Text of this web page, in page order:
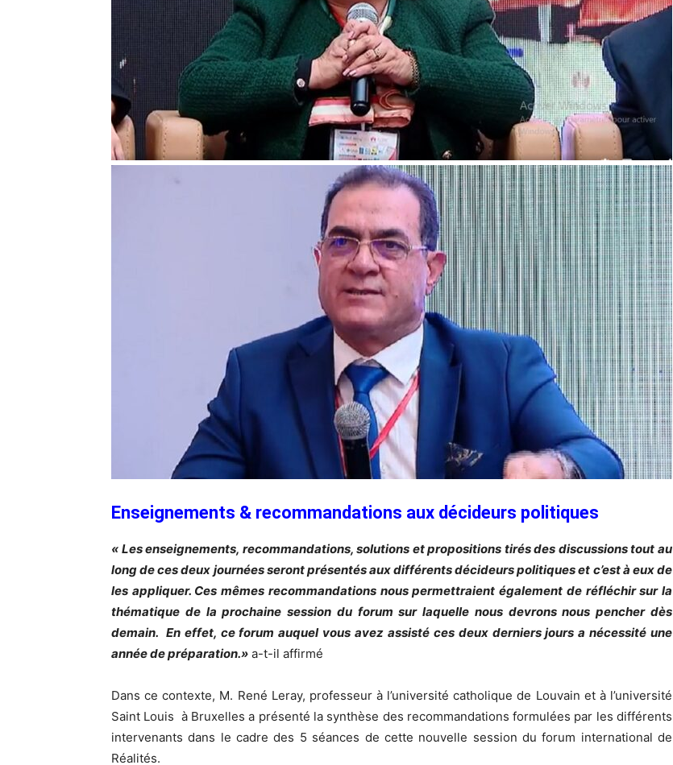
Enseignements & recommandations aux décideurs politiques
« Les enseignements, recommandations, solutions et propositions tirés des discussions tout au
long de ces deux journées seront présentés aux différents décideurs politiques et c’est à eux de
les appliquer. Ces mêmes recommandations nous permettraient également de réfléchir sur la
thématique de la prochaine session du forum sur laquelle nous devrons nous pencher dès
demain. En effet, ce forum auquel vous avez assisté ces deux derniers jours a nécessité une
année de préparation.» a-t-il affirmé
Dans ce contexte, M. René Leray, professeur à l’université catholique de Louvain et à l’université
Saint Louis à Bruxelles a présenté la synthèse des recommandations formulées par les différents
intervenants dans le cadre des 5 séances de cette nouvelle session du forum international de
Réalités.